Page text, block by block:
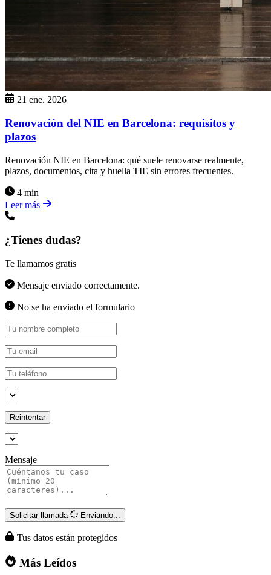
21 ene. 2026
Renovación del NIE en Barcelona: requisitos y
plazos
Renovación NIE en Barcelona: qué suele renovarse realmente,
plazos, documentos, cita y huella TIE sin errores frecuentes.
4 min
Leer más
¿Tienes dudas?
Te llamamos gratis
Mensaje enviado correctamente.
No se ha enviado el formulario
Reintentar
Mensaje
Solicitar llamada Enviando...
Tus datos están protegidos
Más Leídos